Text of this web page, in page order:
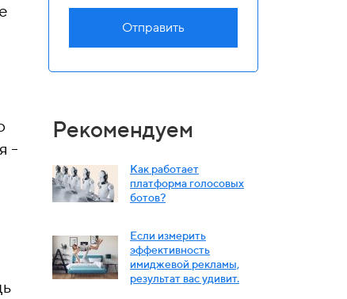
-
Отправить
Рекомендуем
Как работает
платформа голосовых
ботов?
Если измерить
эффективность
имиджевой рекламы,
результат вас удивит.